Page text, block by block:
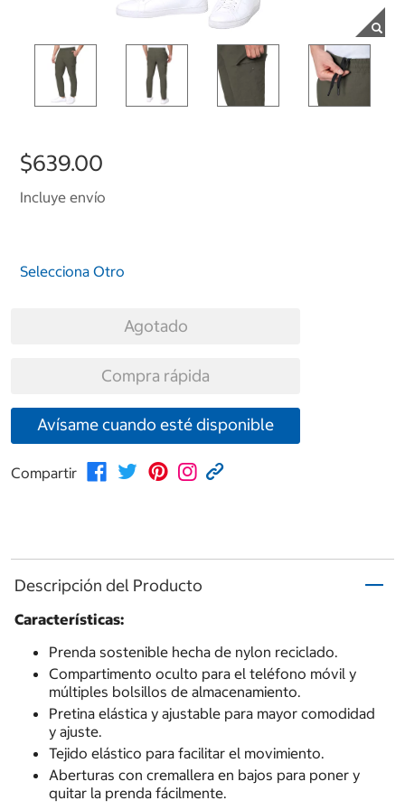
$639.00
Incluye envío
Selecciona Otro
Agotado
Compra rápida
Avísame cuando esté disponible
Compartir
Descripción del Producto
Características:
Prenda sostenible hecha de nylon reciclado.
Compartimento oculto para el teléfono móvil y
múltiples bolsillos de almacenamiento.
Pretina elástica y ajustable para mayor comodidad
y ajuste.
Tejido elástico para facilitar el movimiento.
Aberturas con cremallera en bajos para poner y
quitar la prenda fácilmente.